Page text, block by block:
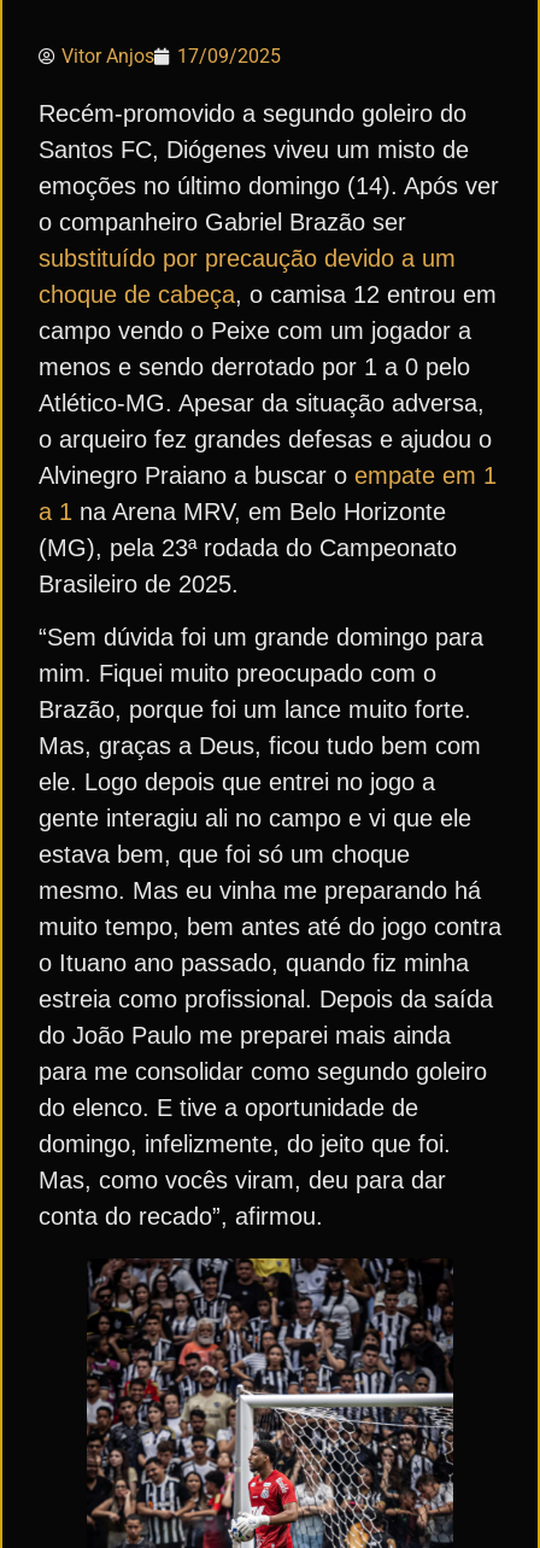
Vitor Anjos 17/09/2025
Recém-promovido a segundo goleiro do
Santos FC, Diógenes viveu um misto de
emoções no último domingo (14). Após ver
o companheiro Gabriel Brazão ser
substituído por precaução devido a um
choque de cabeça, o camisa 12 entrou em
campo vendo o Peixe com um jogador a
menos e sendo derrotado por 1 a 0 pelo
Atlético-MG. Apesar da situação adversa,
o arqueiro fez grandes defesas e ajudou o
Alvinegro Praiano a buscar o empate em 1
a 1 na Arena MRV, em Belo Horizonte
(MG), pela 23ª rodada do Campeonato
Brasileiro de 2025.
“Sem dúvida foi um grande domingo para
mim. Fiquei muito preocupado com o
Brazão, porque foi um lance muito forte.
Mas, graças a Deus, ficou tudo bem com
ele. Logo depois que entrei no jogo a
gente interagiu ali no campo e vi que ele
estava bem, que foi só um choque
mesmo. Mas eu vinha me preparando há
muito tempo, bem antes até do jogo contra
o Ituano ano passado, quando fiz minha
estreia como profissional. Depois da saída
do João Paulo me preparei mais ainda
para me consolidar como segundo goleiro
do elenco. E tive a oportunidade de
domingo, infelizmente, do jeito que foi.
Mas, como vocês viram, deu para dar
conta do recado”, afirmou.